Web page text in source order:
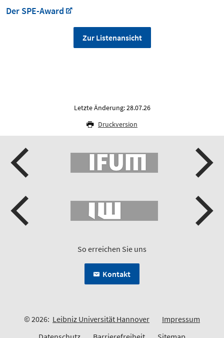
Der SPE-Award
Zur Listenansicht
Letzte Änderung: 28.07.26
Druckversion
So erreichen Sie uns
Kontakt
© 2026: Leibniz Universität Hannover
Impressum